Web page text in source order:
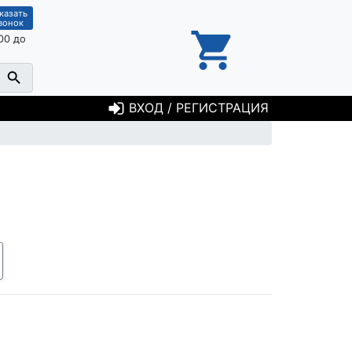
до
ВХОД / РЕГИСТРАЦИЯ